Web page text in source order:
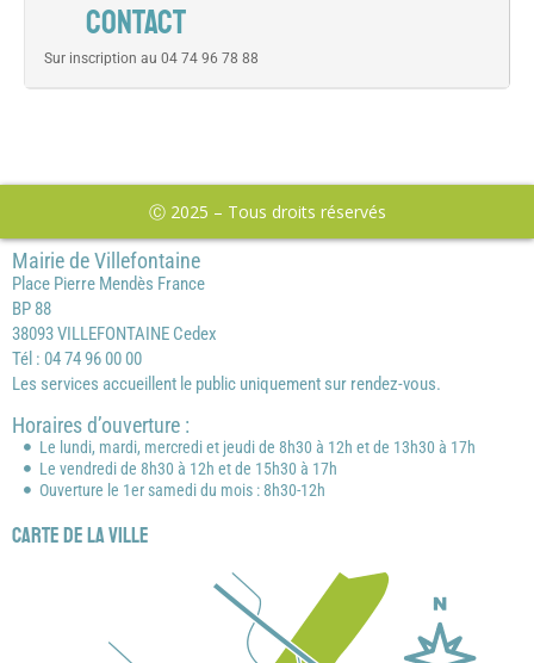
CONTACT
Sur inscription au 04 74 96 78 88
Ⓒ 2025 – Tous droits réservés
Mairie de Villefontaine
Place Pierre Mendès France
BP 88
38093 VILLEFONTAINE Cedex
Tél : 04 74 96 00 00
Les services accueillent le public uniquement sur rendez-vous.
Horaires d’ouverture :
Le lundi, mardi, mercredi et jeudi de 8h30 à 12h et de 13h30 à 17h
Le vendredi de 8h30 à 12h et de 15h30 à 17h
Ouverture le 1er samedi du mois : 8h30-12h
Carte de la ville